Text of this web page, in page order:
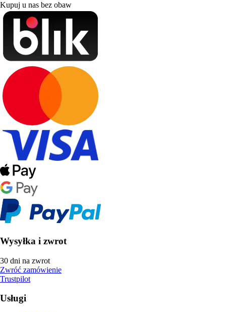
Kupuj u nas bez obaw
Wysyłka i zwrot
30 dni na zwrot
Zwróć zamówienie
Trustpilot
Usługi